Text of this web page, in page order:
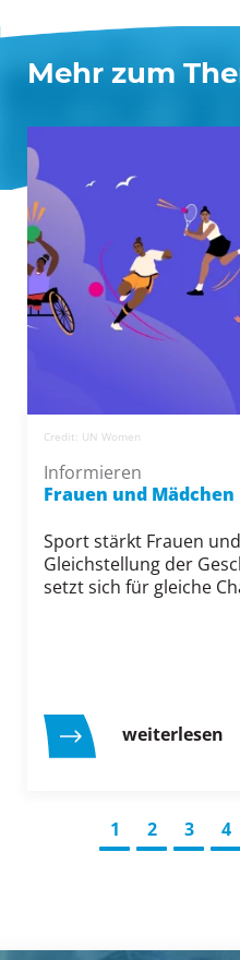
Mehr zum
Credit: UN Women
Informieren
Frauen und
Sport stärkt Frauen
Gleichstellung der
setzt sich für gleiche
weiterlesen
1 2 3 4